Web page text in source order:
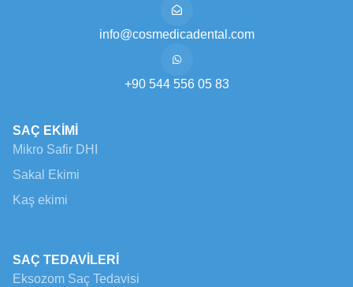
info@cosmedicadental.com
+90 544 556 05 83
SAÇ EKİMİ
Mikro Safir DHI
Sakal Ekimi
Kaş ekimi
SAÇ TEDAVİLERİ
Eksozom Saç Tedavisi